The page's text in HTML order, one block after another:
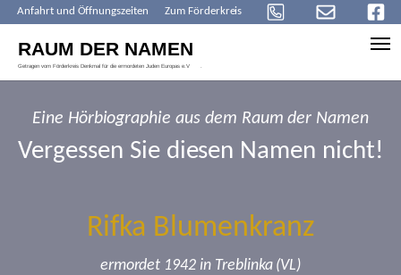
Anfahrt und Öffnungszeiten Zum Förderkreis
Eine Hörbiographie aus dem Raum der Namen
Vergessen Sie diesen Namen nicht!
Rifka Blumenkranz
ermordet 1942 in Treblinka (VL)